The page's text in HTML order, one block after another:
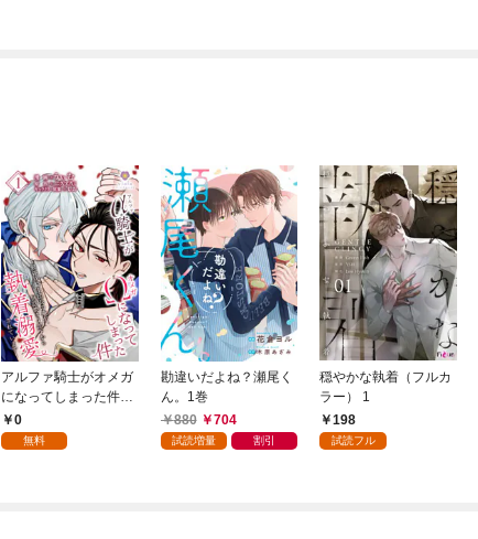
アルファ騎士がオメガ
になってしまった件～
最強α騎士団長の俺
が、世話焼きα部下か
0
無料
勘違いだよね？瀬尾く
ん。1巻
880
704
試読増量 割引
穏やかな執着（フルカ
ラー） 1
198
試読フル